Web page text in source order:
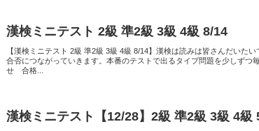
漢検ミニテスト 2級 準2級 3級 4級 8/14
【漢検ミニテスト 2級 準2級 3級 4級 8/14】漢検は読みは皆さんだいた
合否につながっていきます。本番のテストで出るタイプ問題を少しずつ
せ 合格...
漢検ミニテスト【12/28】2級 準2級 3級 4級